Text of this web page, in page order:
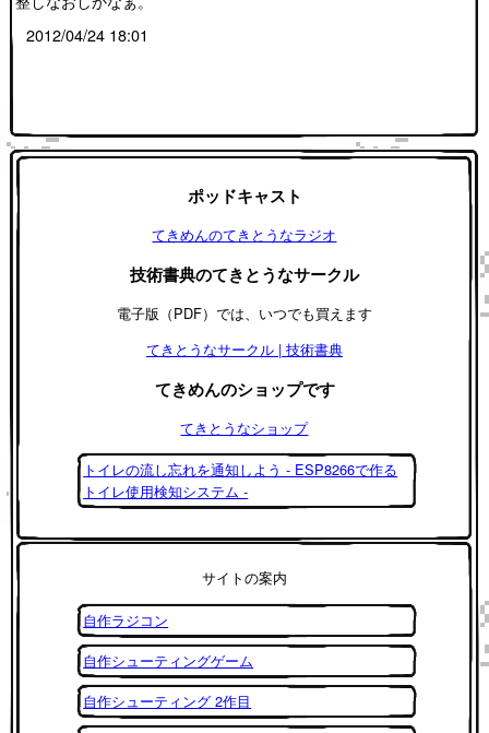
2012/04/24 18:01
ポッドキャスト
てきめんのてきとうなラジオ
技術書典のてきとうなサークル
電子版（PDF）では、いつでも買えます
てきとうなサークル | 技術書典
てきめんのショップです
てきとうなショップ
トイレの流し忘れを通知しよう - ESP8266で作る
トイレ使用検知システム -
サイトの案内
自作ラジコン
自作シューティングゲーム
自作シューティング 2作目